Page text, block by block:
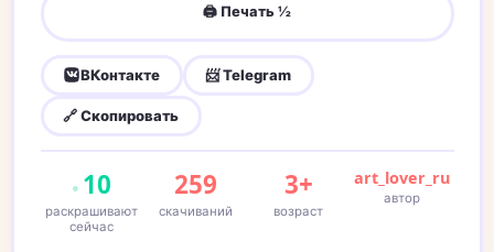
🖨 Печать ½
ВКонтакте 📨 Telegram
🔗 Скопировать
10
раскрашивают
сейчас
259
скачиваний
3+
возраст
art_lover_ru
автор